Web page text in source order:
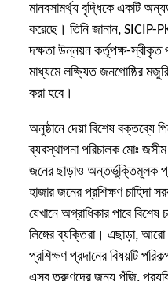
মানবসামর্থ্য বৃদ্ধিকে একটি
করেছে। তিনি জানান, SICIP-
দক্ষতা উন্নয়ন কর্তৃপক্ষ-স্বীকৃত
মাধ্যমে লক্ষ্যিত জনগোষ্ঠির
করা হবে।
অনুষ্ঠানে দেয়া বিশেষ
ব্যবস্থাপনা পরিচালক মোঃ
জনের ছাড়াও অন্তর্ভুক্তিমূলক
হাজার জনের প্রশিক্ষণ চাহিদা
যেখানে অগ্রাধিকার পাবে
লিঙ্গের ব্যক্তিরা। এছাড়া,
প্রশিক্ষণ প্রদানের বিষয়টি